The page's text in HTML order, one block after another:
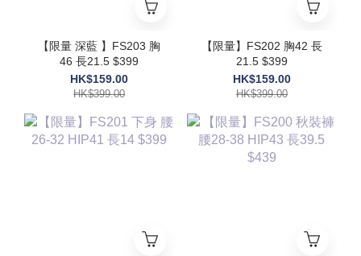
【限量 深藍 】FS203 胸
46 長21.5 $399
HK$159.00
HK$399.00
【限量】FS202 胸42 長
21.5 $399
HK$159.00
HK$399.00